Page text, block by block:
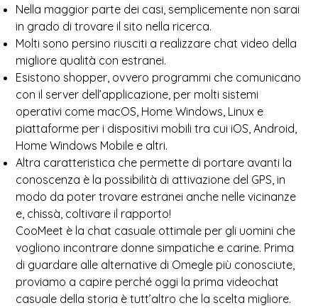
Nella maggior parte dei casi, semplicemente non sarai
in grado di trovare il sito nella ricerca.
Molti sono persino riusciti a realizzare chat video della
migliore qualità con estranei.
Esistono shopper, ovvero programmi che comunicano
con il server dell’applicazione, per molti sistemi
operativi come macOS, Home Windows, Linux e
piattaforme per i dispositivi mobili tra cui iOS, Android,
Home Windows Mobile e altri.
Altra caratteristica che permette di portare avanti la
conoscenza è la possibilità di attivazione del GPS, in
modo da poter trovare estranei anche nelle vicinanze
e, chissà, coltivare il rapporto!
CooMeet è la chat casuale ottimale per gli uomini che
vogliono incontrare donne simpatiche e carine. Prima
di guardare alle alternative di Omegle più conosciute,
proviamo a capire perché oggi la prima videochat
casuale della storia è tutt’altro che la scelta migliore.